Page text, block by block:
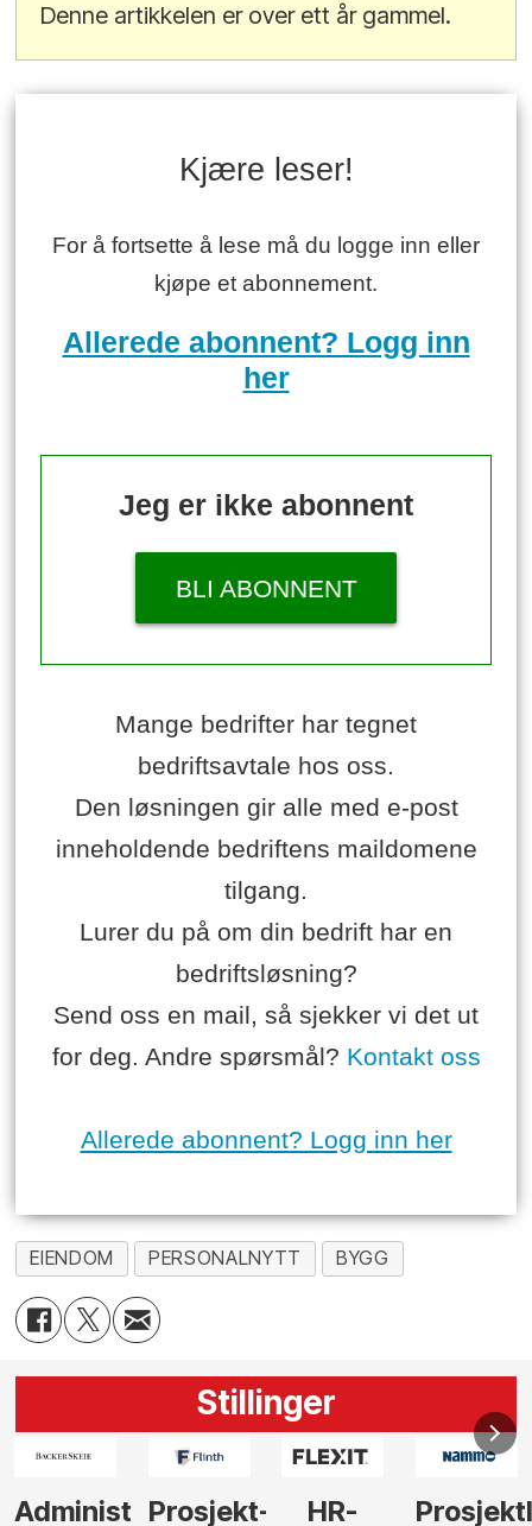
Denne artikkelen er over ett år gammel.
Kjære leser!
For å fortsette å lese må du logge inn eller
kjøpe et abonnement.
Allerede abonnent? Logg inn
her
Jeg er ikke abonnent
BLI ABONNENT
Mange bedrifter har tegnet
bedriftsavtale hos oss.
Den løsningen gir alle med e-post
inneholdende bedriftens maildomene
tilgang.
Lurer du på om din bedrift har en
bedriftsløsning?
Send oss en mail, så sjekker vi det ut
for deg. Andre spørsmål? Kontakt oss
Allerede abonnent? Logg inn her
EIENDOM PERSONALNYTT BYGG
Stillinger
HR-
ProsjektlederVi
Anlegg